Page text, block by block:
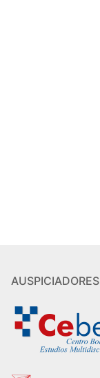
AUSPICIADORES